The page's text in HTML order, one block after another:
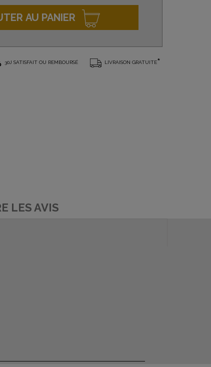
AU PANIER
30J SATISFAIT OU REMBOURSÉ LIVRAISON GRATUITE*
LES AVIS